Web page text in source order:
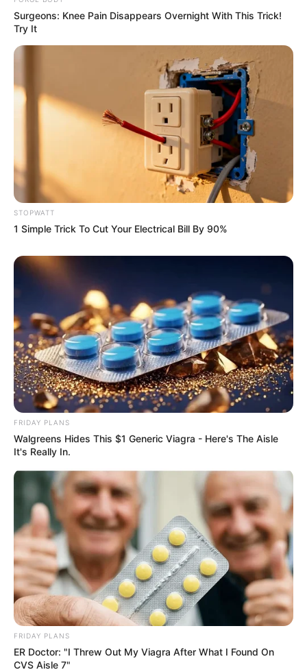
Macaulay Culkin's Own Version Of The New ‘Home
Alone’
BRAINBERRIES
Hollywood's Inaccurate Portrayal Of Reality – Take A
BRAINBERRIES
The Real Reason Steve Carell Left 'The Office'
BRAINBERRIES
Hollywood's Inaccurate Portrayal of Reality - Take a
Look Inside!
BRAINBERRIES
Surgeons: Knee Pain Disappears Overnight With This Trick!
Try It
STOPWATT
1 Simple Trick To Cut Your Electrical Bill By 90%
FRIDAY PLANS
Walgreens Hides This $1 Generic Viagra - Here's The Aisle
It's Really In.
FRIDAY PLANS
ER Doctor: "I Threw Out My Viagra After What I Found On
CVS Aisle 7"